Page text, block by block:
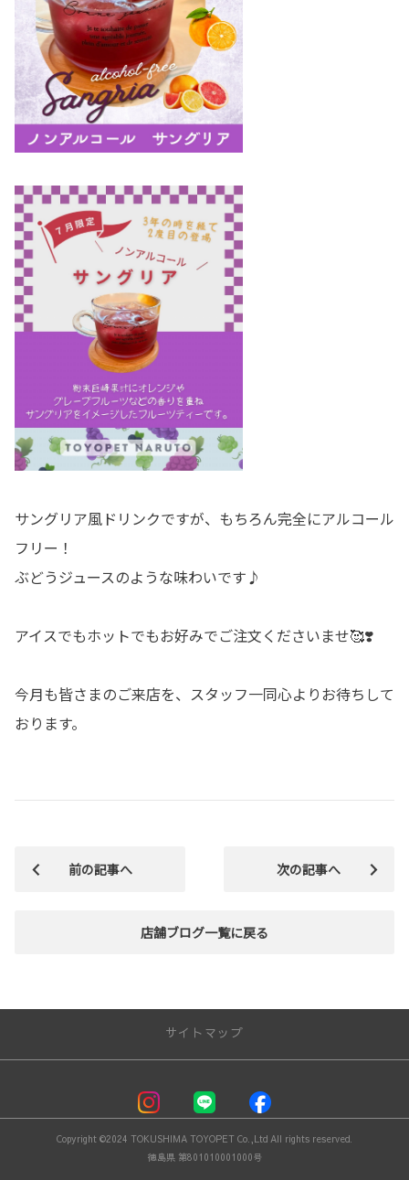
サングリア風ドリンクですが、もちろん完全にアルコール
フリー！
ぶどうジュースのような味わいです♪
アイスでもホットでもお好みでご注文くださいませ🥰❣️
今月も皆さまのご来店を、スタッフ一同心よりお待ちして
おります。
前の記事へ
店舗ブログ一覧に戻る
次の記事へ
サイトマップ
Copyright ©2024 TOKUSHIMA TOYOPET Co.,Ltd All rights reserved.
徳島県 第801010001000号